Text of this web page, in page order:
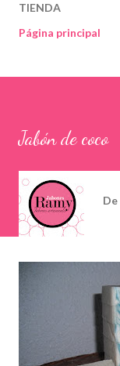
TIENDA
Página principal
Jabón de coco
De